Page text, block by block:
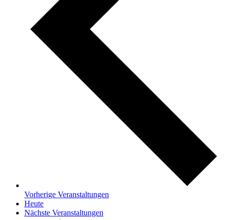
Vorherige Veranstaltungen
Heute
Nächste Veranstaltungen